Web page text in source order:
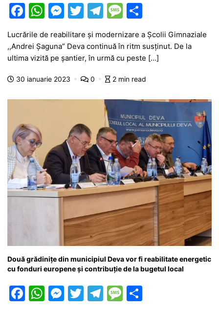
F
c
e
b
o
o
k
W
at
s
A
p
p
M
s
s
e
n
g
er
T
itt
er
T
e
gr
a
m
M
s
s
a
e
ta
je
a
ă
Lucrările de reabilitare și modernizare a Școlii Gimnaziale
,,Andrei Șaguna” Deva continuă în ritm susținut. De la
ultima vizită pe șantier, în urmă cu peste […]
30 ianuarie 2023 0 2 min read
Două grădinițe din municipiul Deva vor fi reabilitate energetic
cu fonduri europene și contribuție de la bugetul local
F
W M T
T
M